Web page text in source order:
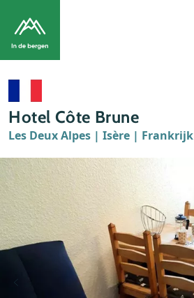
Weblog
Accommodaties
Thema's
Bezienswaardigheden
Hotel Côte Brune
Les Deux Alpes | Isère | Frankrijk